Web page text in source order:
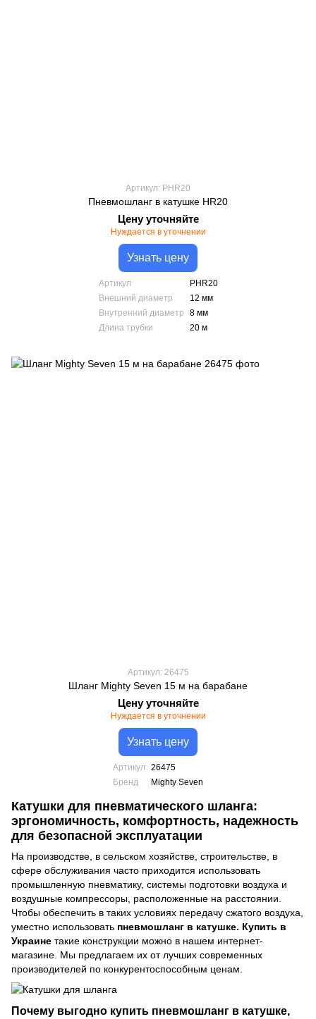
Артикул: PHR20
Пневмошланг в катушке HR20
Цену уточняйте
Нуждается в уточнении
Узнать цену
Артикул
PHR20
Внешний диаметр
12 мм
Внутренний диаметр
8 мм
Длина трубки
20 м
Артикул: 26475
Шланг Mighty Seven 15 м на барабане
Цену уточняйте
Нуждается в уточнении
Узнать цену
Артикул
26475
Бренд
Mighty Seven
Катушки для пневматического шланга:
эргономичность, комфортность, надежность
для безопасной эксплуатации
На производстве, в сельском хозяйстве, строительстве, в
сфере обслуживания часто приходится использовать
промышленную пневматику, системы подготовки воздуха и
воздушные компрессоры, расположенные на расстоянии.
Чтобы обеспечить в таких условиях передачу сжатого воздуха,
уместно использовать пневмошланг в катушке. Купить в
Украине такие конструкции можно в нашем интернет-
магазине. Мы предлагаем их от лучших современных
производителей по конкурентоспособным ценам.
Почему выгодно купить пневмошланг в катушке,